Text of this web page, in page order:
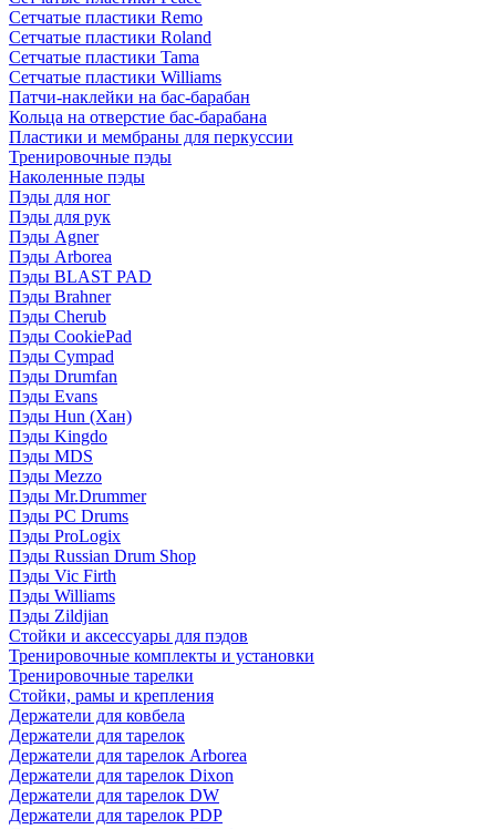
Сетчатые пластики Remo
Сетчатые пластики Roland
Сетчатые пластики Tama
Сетчатые пластики Williams
Патчи-наклейки на бас-барабан
Кольца на отверстие бас-барабана
Пластики и мембраны для перкуссии
Тренировочные пэды
Наколенные пэды
Пэды для ног
Пэды для рук
Пэды Agner
Пэды Arborea
Пэды BLAST PAD
Пэды Brahner
Пэды Cherub
Пэды CookiePad
Пэды Cympad
Пэды Drumfan
Пэды Evans
Пэды Hun (Хан)
Пэды Kingdo
Пэды MDS
Пэды Mezzo
Пэды Mr.Drummer
Пэды PC Drums
Пэды ProLogix
Пэды Russian Drum Shop
Пэды Vic Firth
Пэды Williams
Пэды Zildjian
Стойки и аксессуары для пэдов
Тренировочные комплекты и установки
Тренировочные тарелки
Стойки, рамы и крепления
Держатели для ковбела
Держатели для тарелок
Держатели для тарелок Arborea
Держатели для тарелок Dixon
Держатели для тарелок DW
Держатели для тарелок PDP